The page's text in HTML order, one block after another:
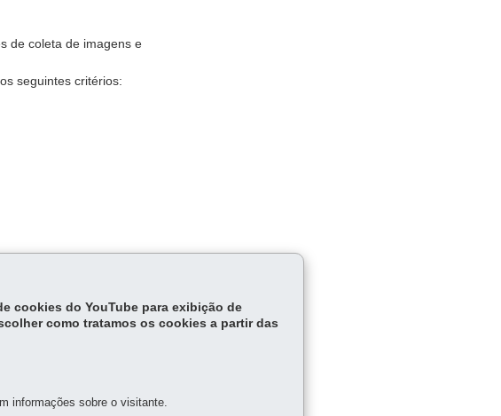
de coleta de imagens e
seguintes critérios:
no Art. 7º do
cookies do YouTube para exibição de
como tratamos os cookies a partir das
informações sobre o visitante.